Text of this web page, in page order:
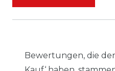
Bewertungen, die